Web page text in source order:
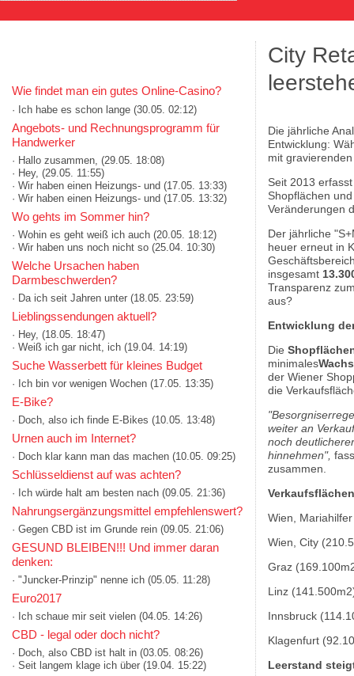
Wie findet man ein gutes Online-Casino?
· Ich habe es schon lange (30.05. 02:12)
Angebots- und Rechnungsprogramm für
Handwerker
· Hallo zusammen, (29.05. 18:08)
· Hey, (29.05. 11:55)
· Wir haben einen Heizungs- und (17.05. 13:33)
· Wir haben einen Heizungs- und (17.05. 13:32)
Wo gehts im Sommer hin?
· Wohin es geht weiß ich auch (20.05. 18:12)
· Wir haben uns noch nicht so (25.04. 10:30)
Welche Ursachen haben
Darmbeschwerden?
· Da ich seit Jahren unter (18.05. 23:59)
Lieblingssendungen aktuell?
· Hey, (18.05. 18:47)
· Weiß ich gar nicht, ich (19.04. 14:19)
Suche Wasserbett für kleines Budget
· Ich bin vor wenigen Wochen (17.05. 13:35)
E-Bike?
· Doch, also ich finde E-Bikes (10.05. 13:48)
Urnen auch im Internet?
· Doch klar kann man das machen (10.05. 09:25)
Schlüsseldienst auf was achten?
· Ich würde halt am besten nach (09.05. 21:36)
Nahrungsergänzungsmittel empfehlenswert?
· Gegen CBD ist im Grunde rein (09.05. 21:06)
GESUND BLEIBEN!!! Und immer daran
denken:
· "Juncker-Prinzip" nenne ich (05.05. 11:28)
Euro2017
· Ich schaue mir seit vielen (04.05. 14:26)
CBD - legal oder doch nicht?
· Doch, also CBD ist halt in (03.05. 08:26)
· Seit langem klage ich über (19.04. 15:22)
City
Die jährliche
Entwicklung:
mit
Seit 2013
Shopflächen
Veränderungen
Der jährliche
heuer erneut in
insgesamt
Transparenz
aus?
Entwicklung
Die
minimales
der Wiener
die
weiter an
noch
hinnehmen",
zusammen.
Wien,
Wien, City
Graz
Linz
Innsbruck
Klagenfurt
Leerstand
Auswahlmöglichkeiten